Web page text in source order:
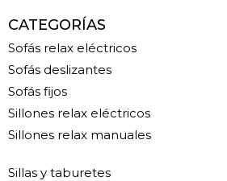
CATEGORÍAS
Sofás relax eléctricos
Sofás deslizantes
Sofás fijos
Sillones relax eléctricos
Sillones relax manuales
Sillas y taburetes